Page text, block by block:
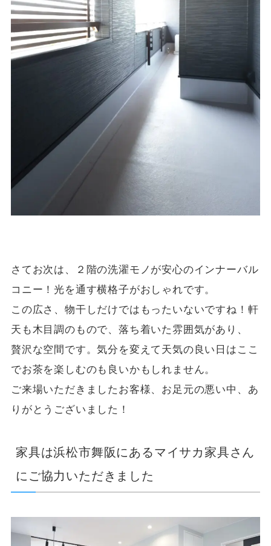
さてお次は、２階の洗濯モノが安心のインナーバル
コニー！光を通す横格子がおしゃれです。
この広さ、物干しだけではもったいないですね！軒
天も木目調のもので、落ち着いた雰囲気があり、
贅沢な空間です。気分を変えて天気の良い日はここ
でお茶を楽しむのも良いかもしれません。
ご来場いただきましたお客様、お足元の悪い中、あ
りがとうございました！
家具は浜松市舞阪にあるマイサカ家具さん
にご協力いただきました